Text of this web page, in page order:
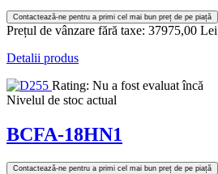
Contactează-ne pentru a primi cel mai bun preț de pe piață
Prețul de vânzare fără taxe: 37975,00 Lei
Detalii produs
Rating: Nu a fost evaluat încă
Nivelul de stoc actual
BCFA-18HN1
Contactează-ne pentru a primi cel mai bun preț de pe piață